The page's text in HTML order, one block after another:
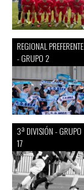
REGIONAL PREFERENTE
- GRUPO 2
3ª DIVISIÓN - GRUPO
17